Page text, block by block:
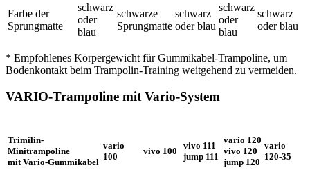
Farbe der
Sprungmatte
schwarz
oder
blau
schwarze
Sprungmatte
schwarz
oder blau
schwarz
oder
blau
schwarz
oder blau
* Empfohlenes Körpergewicht für Gummikabel-Trampoline, um
Bodenkontakt beim Trampolin-Training weitgehend zu vermeiden.
VARIO-Trampoline mit Vario-System
Trimilin-
Minitrampoline
mit Vario-Gummikabel
vario
100
vivo 100
vivo 111
jump 111
vario 120
vivo 120
jump 120
vario
120-35